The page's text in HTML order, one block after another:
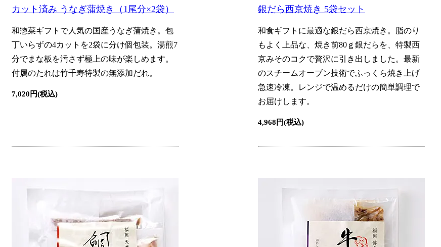
カット済み うなぎ蒲焼き（1尾分×2袋）
和惣菜ギフトで人気の国産うなぎ蒲焼き。包
丁いらずの4カットを2袋に分け個包装。湯煎7
分でまな板を汚さず極上の味が楽しめます。
付属のたれは竹千寿特製の無添加だれ。
7,020円(税込)
銀だら西京焼き 5袋セット
和食ギフトに最適な銀だら西京焼き。脂のり
もよく上品な、焼き前80ｇ銀だらを、特製西
京みそのコクで贅沢に引き出しました。最新
のスチームオーブン技術でふっくら焼き上げ
急速冷凍。レンジで温めるだけの簡単調理で
お届けします。
4,968円(税込)